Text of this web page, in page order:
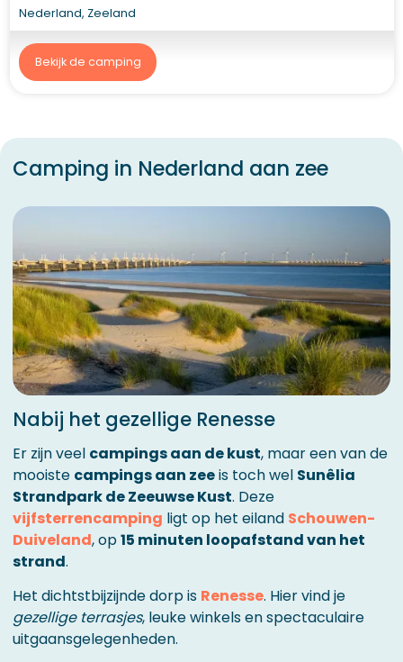
Nederland, Zeeland
Bekijk de camping
Camping in Nederland aan zee
Nabij het gezellige Renesse
Er zijn veel campings aan de kust, maar een van de
mooiste campings aan zeeis toch wel Sunêlia
Strandpark de Zeeuwse Kust. Deze
vijfsterrencamping ligt op het eiland Schouwen-
Duiveland, op15 minuten loopafstand van het
strand.
Het dichtstbijzijnde dorp is Renesse. Hier vind je
gezellige terrasjes, leuke winkels en spectaculaire
uitgaansgelegenheden.